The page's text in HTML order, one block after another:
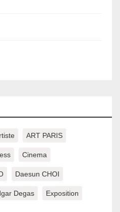
ART PARIS
Cinema
Daesun CHOI
Degas Exposition